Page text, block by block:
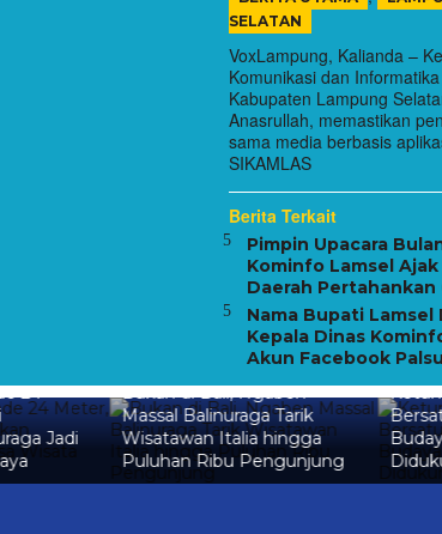
SELATAN
VoxLampung, Kalianda –
Komunikasi dan
Kabupaten Lampung
Anasrullah, memastikan
sama media berbasis
SIKAMLAS
Berita Terkait
Pimpin Upacara
Kominfo Lamsel
Daerah Pertahankan
Nama Bupati
Kepala Dinas
Akun Facebook
Bukan di Bali, Ngaben
Massal Balinuraga Tarik
Wisatawan Italia hingga
Puluhan Ribu Pengunjung
Ketum Mighrul
Bersatu
Budaya Daerah
Didukung TP